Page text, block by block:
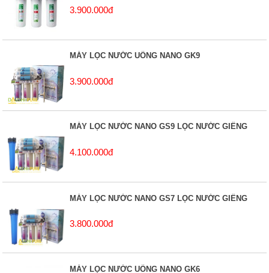
3.900.000đ
MÁY LỌC NƯỚC UỐNG NANO GK9
3.900.000đ
MÁY LỌC NƯỚC NANO GS9 LỌC NƯỚC GIẾNG
4.100.000đ
MÁY LỌC NƯỚC NANO GS7 LỌC NƯỚC GIẾNG
3.800.000đ
MÁY LỌC NƯỚC UỐNG NANO GK6